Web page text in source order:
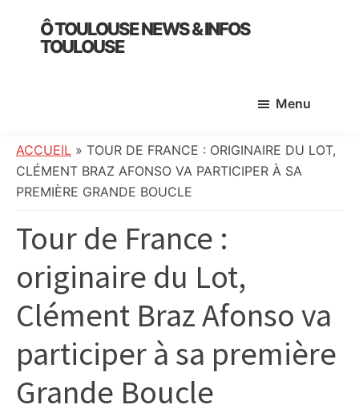
primary
Ô TOULOUSE NEWS & INFOS
TOULOUSE
:
info
locale,
culture,
politique,
météo,
faits
divers
initiatives
citoyennes
Menu
ACCUEIL » TOUR DE FRANCE : ORIGINAIRE DU LOT,
CLÉMENT BRAZ AFONSO VA PARTICIPER À SA
PREMIÈRE GRANDE BOUCLE
Tour de France :
originaire du Lot,
Clément Braz Afonso va
participer à sa première
Grande Boucle